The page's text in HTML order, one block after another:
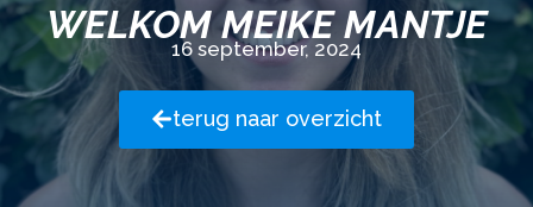
WELKOM MEIKE MANTJE
16 september, 2024
terug naar overzicht